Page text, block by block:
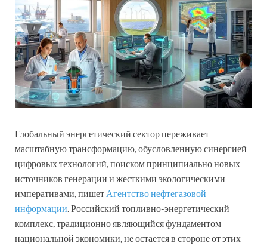
Глобальный энергетический сектор переживает
масштабную трансформацию, обусловленную синергией
цифровых технологий, поиском принципиально новых
источников генерации и жесткими экологическими
императивами, пишет Агентство нефтегазовой
информации. Российский топливно-энергетический
комплекс, традиционно являющийся фундаментом
национальной экономики, не остается в стороне от этих